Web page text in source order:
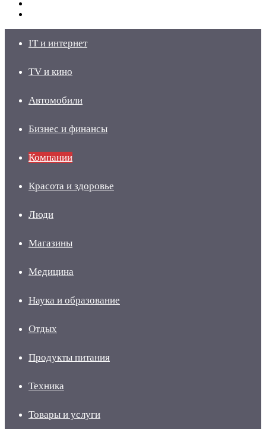
IT и интернет
TV и кино
Автомобили
Бизнес и финансы
Компании
Красота и здоровье
Люди
Магазины
Медицина
Наука и образование
Отдых
Продукты питания
Техника
Товары и услуги